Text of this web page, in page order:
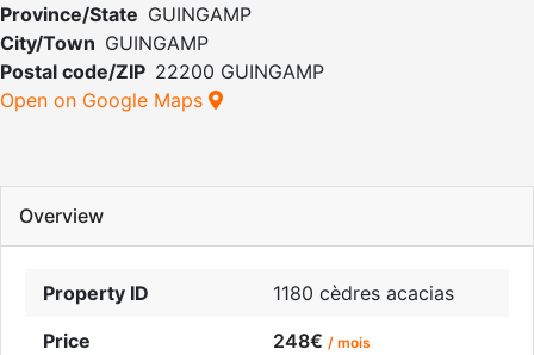
Province/State GUINGAMP
City/Town GUINGAMP
Postal code/ZIP 22200 GUINGAMP
Open on Google Maps
Overview
Property ID
1180 cèdres acacias
Price
248€ / mois